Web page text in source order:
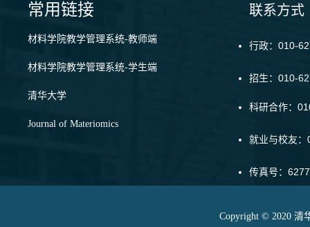
常用链接
材料学院教学管理系统-教师端
材料学院教学管理系统-学生端
清华大学
Journal of Materiomics
联系方式
行政：010-
招生：010-
科研合作：
就业与校友
传真号：
Copyright © 2020 清